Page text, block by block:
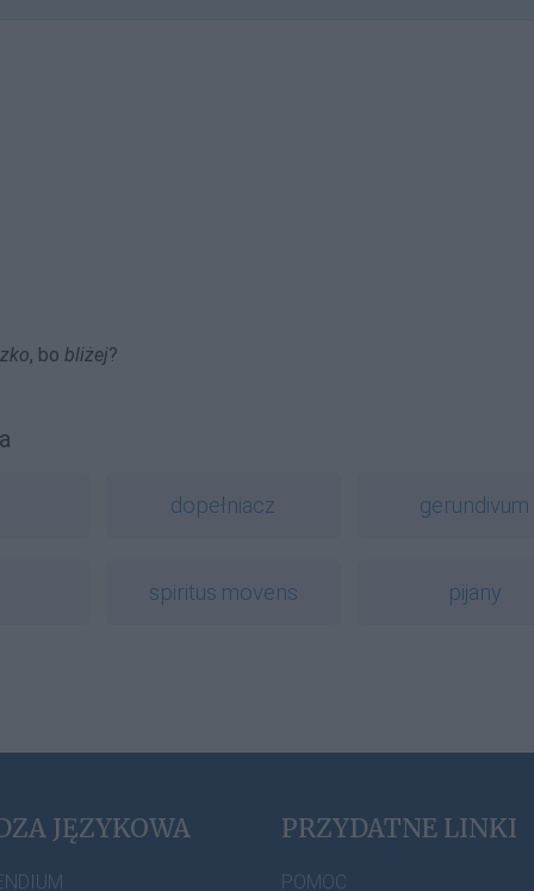
, bo bliżej?
dopełniacz gerundivum
spiritus movens pijany
JĘZYKOWA PRZYDATNE LINKI
POMOC